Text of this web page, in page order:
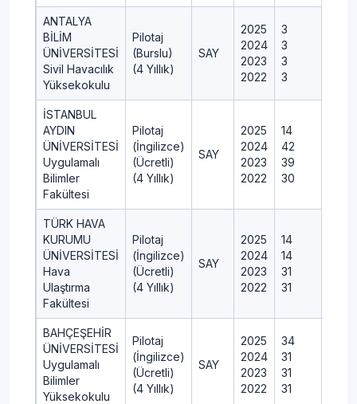
ANTALYA
BİLİM
ÜNİVERSİTESİ
Sivil Havacılık
Yüksekokulu
Pilotaj
(Burslu)
(4 Yıllık)
SAY
2025
2024
2023
2022
3
3
3
3
İSTANBUL
AYDIN
ÜNİVERSİTESİ
Uygulamalı
Bilimler
Fakültesi
Pilotaj
(İngilizce)
(Ücretli)
(4 Yıllık)
SAY
2025
2024
2023
2022
14
42
39
30
TÜRK HAVA
KURUMU
ÜNİVERSİTESİ
Hava
Ulaştırma
Fakültesi
Pilotaj
(İngilizce)
(Ücretli)
(4 Yıllık)
SAY
2025
2024
2023
2022
14
14
31
31
BAHÇEŞEHİR
ÜNİVERSİTESİ
Uygulamalı
Bilimler
Yüksekokulu
Pilotaj
(İngilizce)
(Ücretli)
(4 Yıllık)
SAY
2025
2024
2023
2022
34
31
31
31